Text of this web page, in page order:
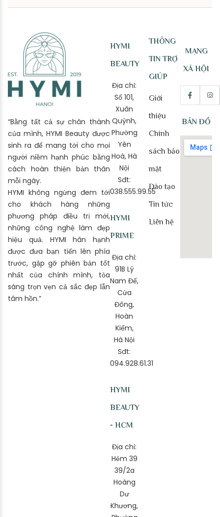
“Bằng tất cả sự chân thành
của mình, HYMI Beauty được
sinh ra để mang tới cho mọi
người niềm hạnh phúc bằng
cách hoàn thiện bản thân
mỗi ngày.
HYMI không ngừng đem tới
cho khách hàng những
phương pháp điều trị mới,
những công nghệ làm đẹp
hiệu quả. HYMI hân hạnh
được đưa bạn tiến lên phía
trước, gặp gỡ phiên bản tốt
nhất của chính mình, tỏa
sáng trọn vẹn cả sắc đẹp lẫn
tâm hồn.”
HYMI
BEAUTY
Địa chỉ:
Số 101,
Xuân
Quỳnh,
Phường
Yên
Hoà, Hà
Nội
Sđt:
038.555.99.55
HYMI
PRIME
Địa chỉ:
91B Lý
Nam Đế,
Cửa
Đông,
Hoàn
Kiếm,
Hà Nội
Sđt:
094.928.61.31
HYMI
BEAUTY
- HCM
Địa chỉ:
Hẻm 39
39/2a
Hoàng
Dư
Khương,
THÔNG
TIN TRỢ
GIÚP
Giới
thiệu
Chính
sách bảo
mật
Đào tạo
Tin tức
Liên hệ
MẠNG
XÃ HỘI
BẢN ĐỒ